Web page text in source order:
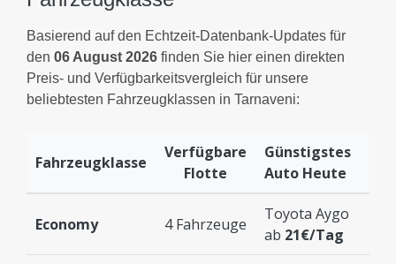
Basierend auf den Echtzeit-Datenbank-Updates für
den 06 August 2026 finden Sie hier einen direkten
Preis- und Verfügbarkeitsvergleich für unsere
beliebtesten Fahrzeugklassen in Tarnaveni:
Fahrzeugklasse
Verfügbare
Flotte
Günstigstes
Auto Heute
Economy 4 Fahrzeuge
Toyota Aygo
ab 21€/Tag